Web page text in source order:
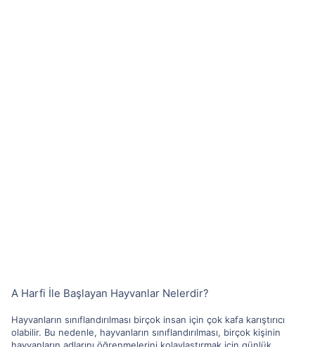
A Harfi İle Başlayan Hayvanlar Nelerdir?
Hayvanların sınıflandırılması birçok insan için çok kafa karıştırıcı
olabilir. Bu nedenle, hayvanların sınıflandırılması, birçok kişinin
hayvanların adlarını öğrenmelerini kolaylaştırmak için günlük